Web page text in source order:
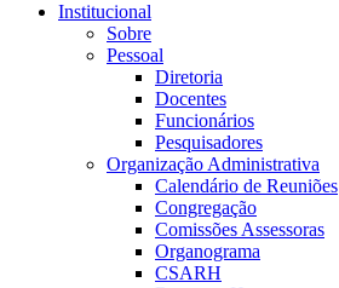
Institucional
Sobre
Pessoal
Diretoria
Docentes
Funcionários
Pesquisadores
Organização Administrativa
Calendário de Reuniões
Congregação
Comissões Assessoras
Organograma
CSARH